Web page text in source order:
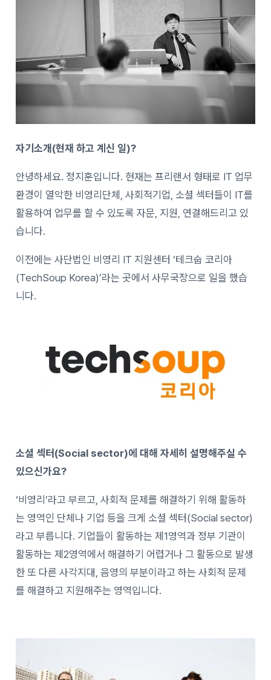
자기소개(현재 하고 계신 일)?
안녕하세요. 정지훈입니다. 현재는 프리랜서 형태로 IT 업무
환경이 열악한 비영리단체, 사회적기업, 소셜 섹터들이 IT를
활용하여 업무를 할 수 있도록 자문, 지원, 연결해드리고 있
습니다.
이전에는 사단법인 비영리 IT 지원센터 ‘테크숩 코리아
(TechSoup Korea)’라는 곳에서 사무국장으로 일을 했습
니다.
소셜 섹터(Social sector)에 대해 자세히 설명해주실 수
있으신가요?
‘비영리’라고 부르고, 사회적 문제를 해결하기 위해 활동하
는 영역인 단체나 기업 등을 크게 소셜 섹터(Social sector)
라고 부릅니다. 기업들이 활동하는 제1영역과 정부 기관이
활동하는 제2영역에서 해결하기 어렵거나 그 활동으로 발생
한 또 다른 사각지대, 음영의 부분이라고 하는 사회적 문제
를 해결하고 지원해주는 영역입니다.